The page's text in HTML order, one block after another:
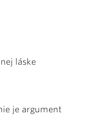
láske
je argument